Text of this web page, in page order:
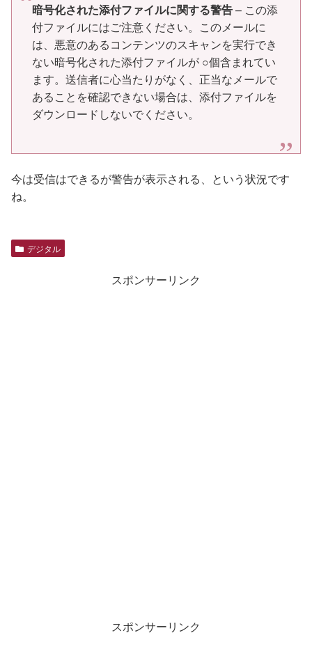
暗号化された添付ファイルに関する警告– この添
付ファイルにはご注意ください。このメールに
は、悪意のあるコンテンツのスキャンを実行でき
ない暗号化された添付ファイルが ○個含まれてい
ます。送信者に心当たりがなく、正当なメールで
あることを確認できない場合は、添付ファイルを
ダウンロードしないでください。
今は受信はできるが警告が表示される、という状況です
ね。
デジタル
スポンサーリンク
スポンサーリンク